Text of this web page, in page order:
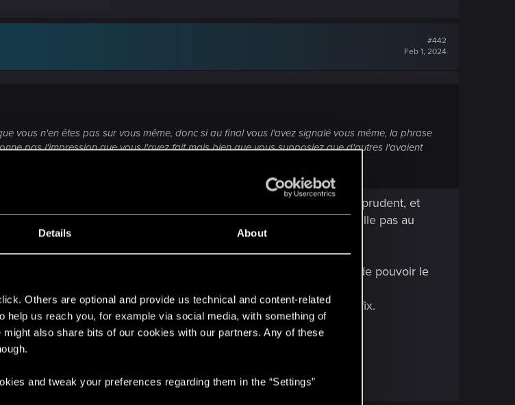
Details About
Others are optional and provide us technical and content-related
help us reach you, for example via social media, with something of
also share bits of our cookies with our partners. Any of these
and tweak your preferences regarding them in the “Settings”
#442
Feb 1, 2024
vous n'en êtes pas sur vous même, donc si au final vous l'avez signalé vous même, la phrase
pas l'impression que vous l'avez fait mais bien que vous supposiez que d'autres l'avaient
(on a tous une vie). Aussi parce que je suis quelqu'un d'assez prudent, et
très bien ne pas être considérer ou pas aussi vite. Je ne travaille pas au
qu'avant d'affirmer des choses il est important d'être en position de pouvoir le
hypothèses sur pourquoi tel problème ou tel crash n'a pas été fix.